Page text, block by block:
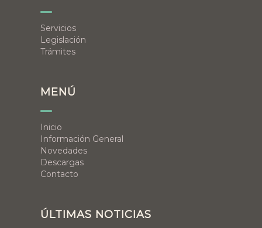
Servicios
Legislación
Trámites
MENÚ
Inicio
Información General
Novedades
Descargas
Contacto
ÚLTIMAS NOTICIAS